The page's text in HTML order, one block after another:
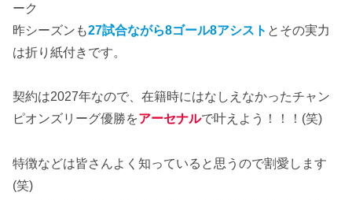
ーク
昨シーズンも27試合ながら8ゴール8アシスト とその実力
は折り紙付きです。
契約は2027年なので、在籍時にはなしえなかったチャン
ピオンズリーグ優勝をアーセナルで叶えよう！！！(笑)
特徴などは皆さんよく知っていると思うので割愛します
(笑)